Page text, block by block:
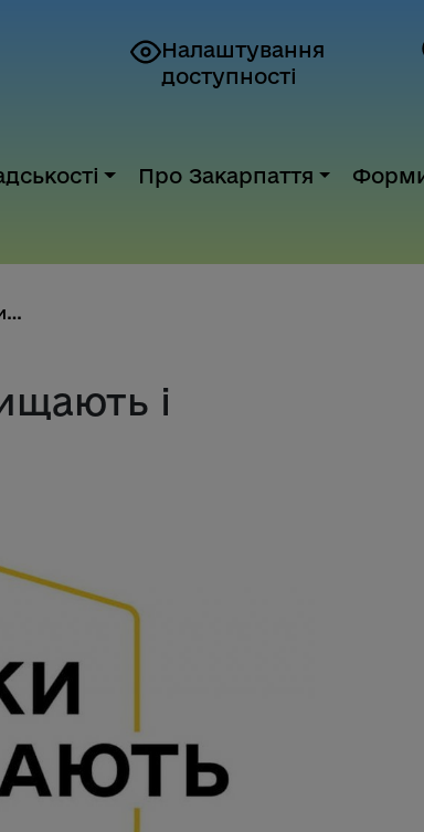
Налаштування
доступності
Про Закарпаття
Сплачені податки захищають і р...
і